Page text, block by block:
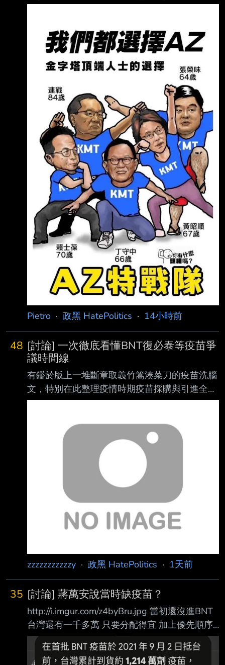
di027 2.新聞來源︰ 鏡傳媒 3.完整新聞標題：
難求」 承諾將依法求償追回善款 4.完整新聞內
容︰ 慈濟內部信流出！還原疫苗採購始末「國
內一劑難求」 承諾將依法求償追回善款 發布
時間：2026.08.08 18:34 臺北時間 更新時間：
2026.08.08 18:34 臺北時間 文 林高 慈濟2021
年採購BNT疫苗，遭名律師陳昱瑄詐騙10.6億
元，掀起藍
Pietro · 政黑 HatePolitics · 14小時前
48 [討論] 一次徹底看懂BNT復必泰等疫苗爭
議時間線
有鑑於版上一堆斷章取義竹篙湊菜刀的疫苗洗腦
文，特別在此整理疫情時期疫苗採購與引進全時
間線 看完這篇你就不需要再去看其他胡扯文
章會分做兩部份，第一部分解析疫情期間各大疫
苗品牌的引進與台灣需求狀況，第二部分探討
BNT复必泰疫苗事件始末 第一部分： 2020下半
年 政府簽約預購AZ疫苗1000萬劑，全球疫苗仍
未上市。 政府提供研發補助給高端、聯亞等本
土生技公司進行第一、二期臨床試驗。 需求狀
況：2020 年台灣疫情控制良好，疫苗需求尚未
急迫。 2021年 2月 政府簽約
zzzzzzzzzzzy · 政黑 HatePolitics · 1天前
35 [討論] 蔣萬安說當時缺疫苗？
http://i.imgur.com/z4byBru.jpg 當初還沒進BNT
台灣還有一千多萬 只要分配得宜 加上優先順序
以及後續台灣製造的高端補上 基本上就可以度
過疫苗偏少的狀況 我是不懂蔣萬安為什麼說當